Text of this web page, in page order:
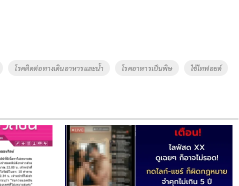
โรคติดต่อทางเดินอาหารและน้ำ โรคอาหารเป็นพิษ ไข้ไทฟอยด์